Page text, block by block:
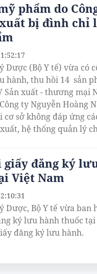
phẩm do
bị đình chỉ
Dược (Bộ Y tế) vừa có
hành, thu hồi 14 sản
Sản xuất - thương mại
ty Nguyễn Hoàng
cơ sở không đáp ứng
hệ thống quản lý
giấy đăng ký
Việt Nam
Dược, Bộ Y tế vừa
ký lưu hành thuốc
đăng ký lưu hành.